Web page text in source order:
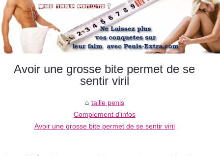
Avoir une grosse bite permet de se
sentir viril
taille penis
Complement d'infos
Avoir une grosse bite permet de se sentir viril